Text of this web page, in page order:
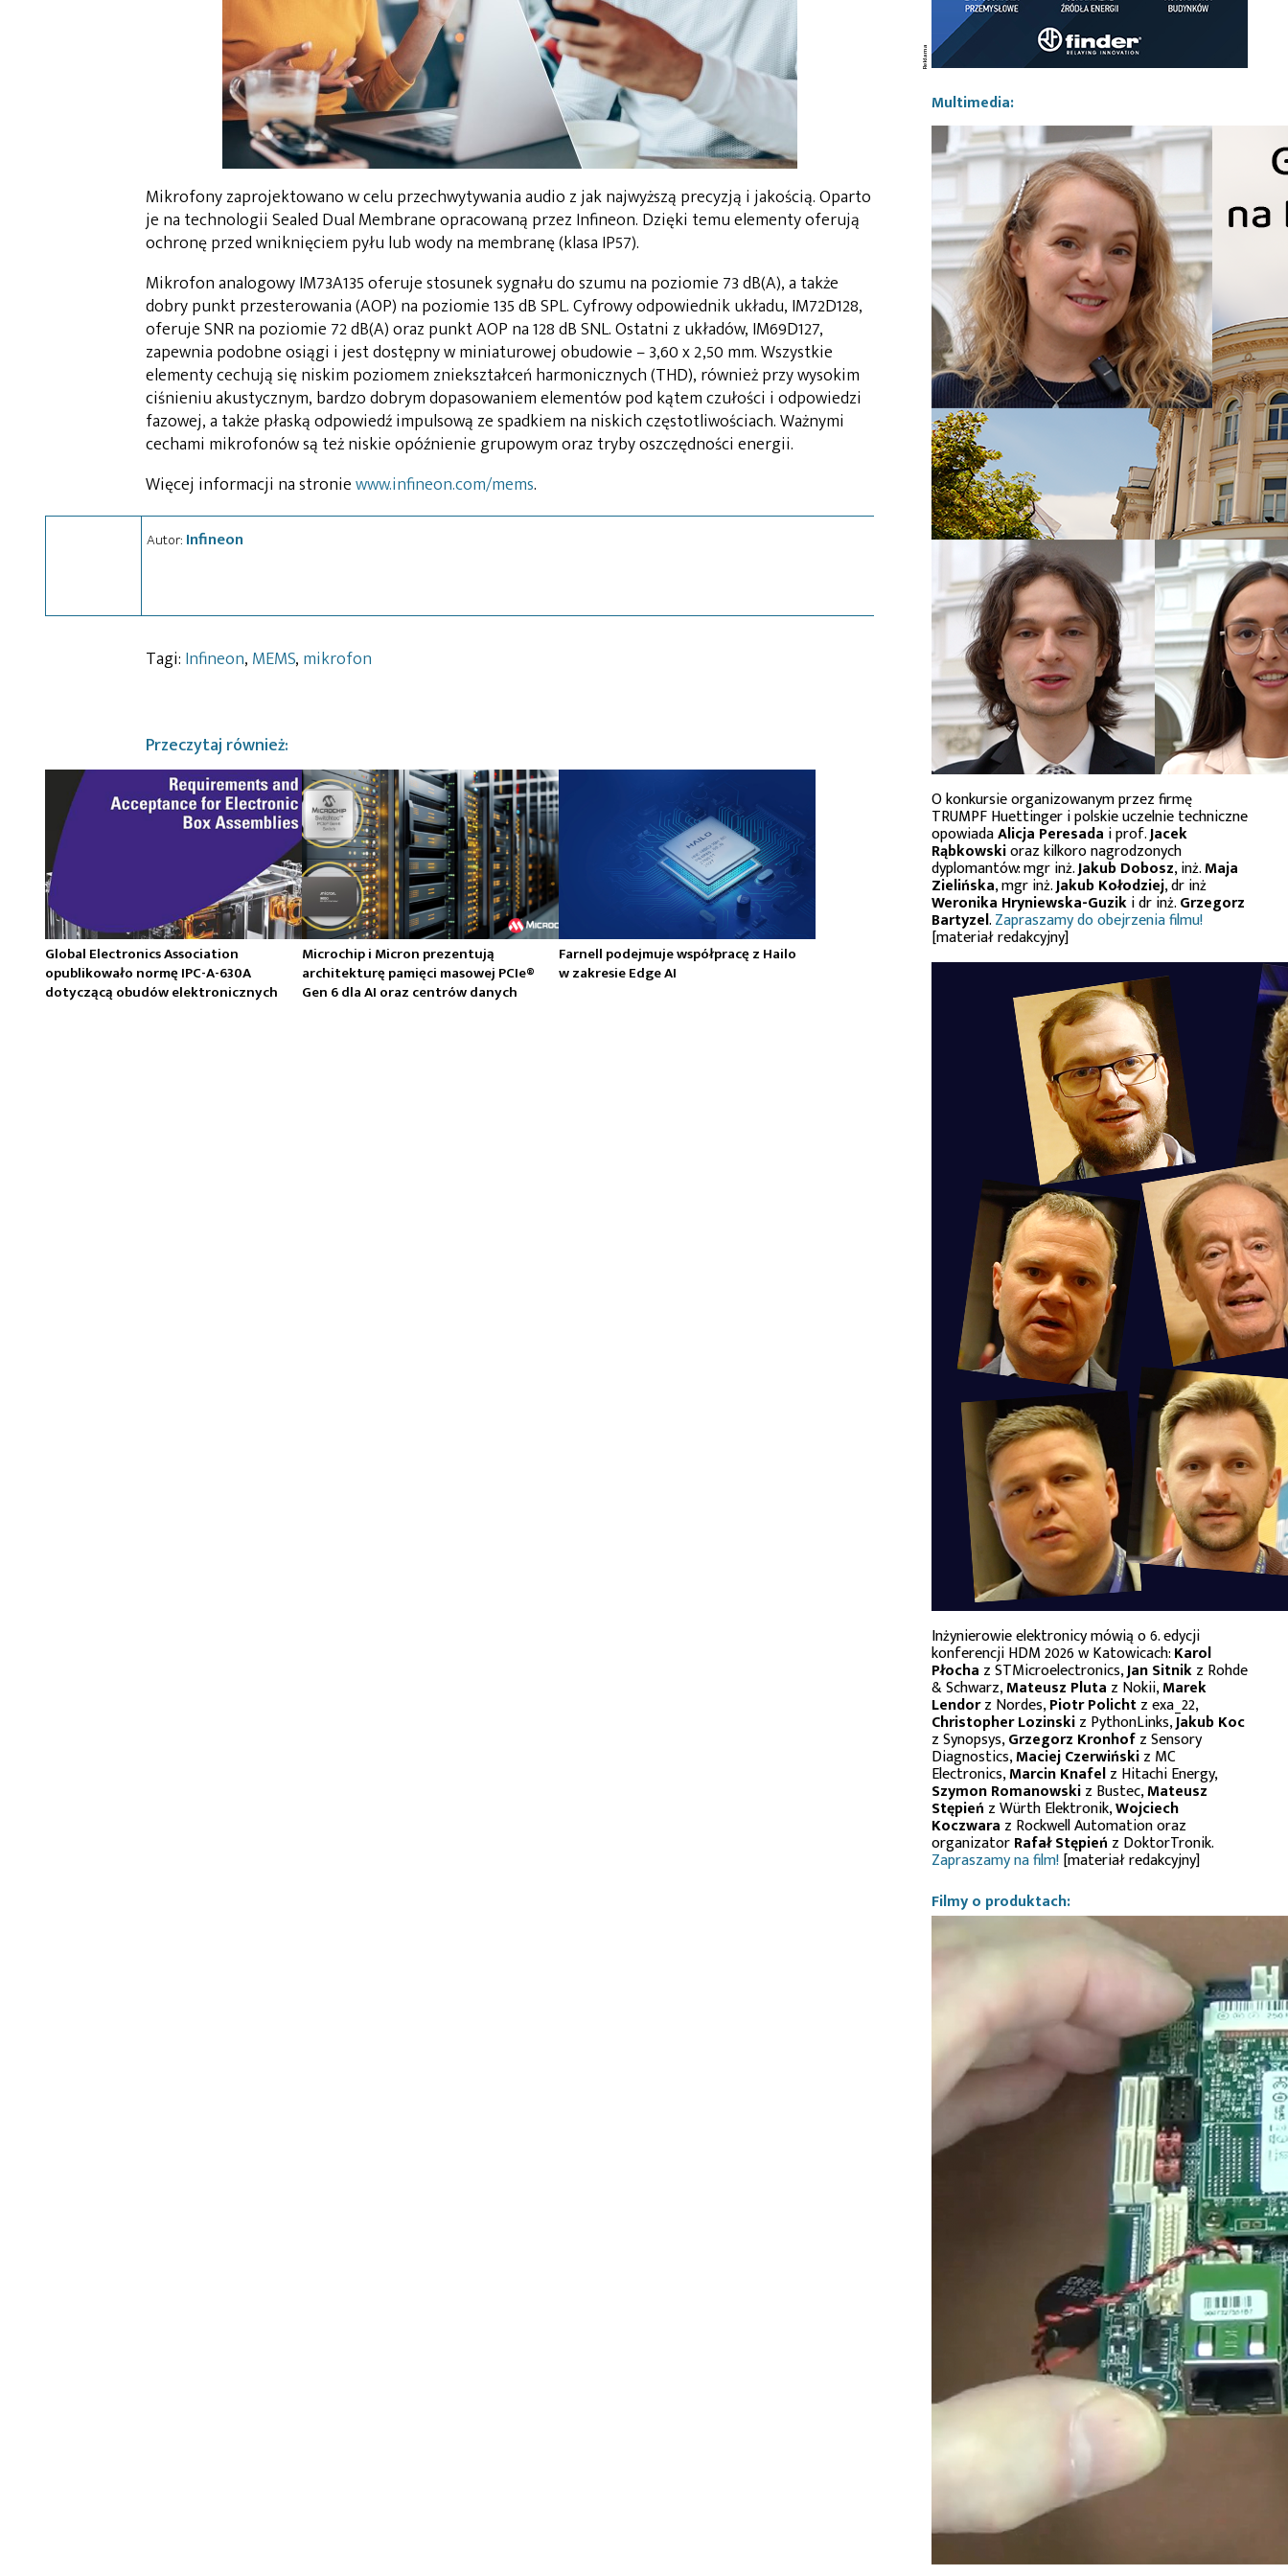
Mikrofony zaprojektowano w celu przechwytywania audio z jak najwyższą precyzją i jakością. Oparto
je na technologii Sealed Dual Membrane opracowaną przez Infineon. Dzięki temu elementy oferują
ochronę przed wniknięciem pyłu lub wody na membranę (klasa IP57).
Mikrofon analogowy IM73A135 oferuje stosunek sygnału do szumu na poziomie 73 dB(A), a także
dobry punkt przesterowania (AOP) na poziomie 135 dB SPL. Cyfrowy odpowiednik układu, IM72D128,
oferuje SNR na poziomie 72 dB(A) oraz punkt AOP na 128 dB SNL. Ostatni z układów, IM69D127,
zapewnia podobne osiągi i jest dostępny w miniaturowej obudowie – 3,60 x 2,50 mm. Wszystkie
elementy cechują się niskim poziomem zniekształceń harmonicznych (THD), również przy wysokim
ciśnieniu akustycznym, bardzo dobrym dopasowaniem elementów pod kątem czułości i odpowiedzi
fazowej, a także płaską odpowiedź impulsową ze spadkiem na niskich częstotliwościach. Ważnymi
cechami mikrofonów są też niskie opóźnienie grupowym oraz tryby oszczędności energii.
Więcej informacji na stroniewww.infineon.com/mems.
Autor: Infineon
Tagi: Infineon, MEMS, mikrofon
Przeczytaj również:
Global Electronics Association
opublikowało normę IPC-A-630A
dotyczącą obudów elektronicznych
Microchip i Micron prezentują
architekturę pamięci masowej PCIe®
Gen 6 dla AI oraz centrów danych
Farnell podejmuje współpracę z Hailo
w zakresie Edge AI
Multimedia:
O konkursie organizowanym przez firmę
TRUMPF Huettinger i polskie uczelnie techniczne
opowiadaAlicja Peresada i prof.Jacek
Rąbkowskioraz kilkoro nagrodzonych
dyplomantów: mgr inż.Jakub Dobosz, inż.Maja
Zielińska, mgr inż.Jakub Kołodziej, dr inż
Weronika Hryniewska-Guziki dr inż.Grzegorz
Bartyzel.Zapraszamy do obejrzenia filmu!
[materiał redakcyjny]
Inżynierowie elektronicy mówią o 6. edycji
konferencji HDM 2026 w Katowicach:Karol
Płocha z STMicroelectronics,Jan Sitnikz Rohde
& Schwarz,Mateusz Pluta z Nokii,Marek
Lendorz Nordes,Piotr Polichtz exa_22,
Christopher Lozinskiz PythonLinks,Jakub Koc
z Synopsys,Grzegorz Kronhofz Sensory
Diagnostics,Maciej Czerwińskiz MC
Electronics,Marcin Knafelz Hitachi Energy,
Szymon Romanowskiz Bustec,Mateusz
Stępień z Würth Elektronik,Wojciech
Koczwara z Rockwell Automation oraz
organizatorRafał Stępień z DoktorTronik.
Zapraszamy na film![materiał redakcyjny]
Filmy o produktach: